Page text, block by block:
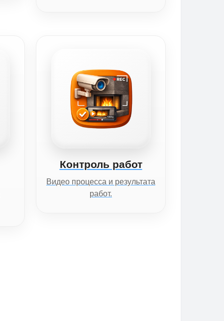
Контроль работ
Видео процесса и результата
работ.